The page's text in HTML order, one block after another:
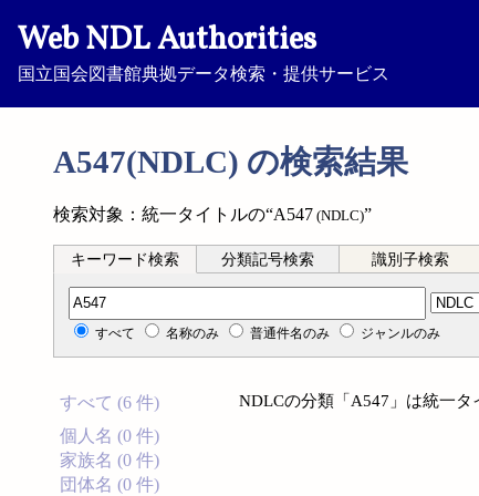
Web NDL Authorities
国立国会図書館典拠データ検索・提供サービス
A547(NDLC) の検索結果
検索対象：統一タイトルの“A547 (NDLC)”
キーワード検索 分類記号検索 識別子検索
分類記号検索
すべて 名称のみ 普通件名のみ ジャンルのみ
すべて (6 件)
個人名 (0 件)
家族名 (0 件)
団体名 (0 件)
NDLCの分類「A547」は統一タ